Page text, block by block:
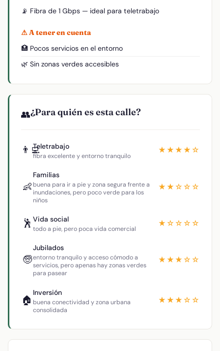
📡 Fibra de 1 Gbps — ideal para teletrabajo
⚠ A tener en cuenta
🏥 Pocos servicios en el entorno
🌿 Sin zonas verdes accesibles
👥¿Para quién es esta calle?
👨‍💻Teletrabajo
fibra excelente y entorno tranquilo
★★★★☆
👶
Familias
buena para ir a pie y zona segura frente a
inundaciones, pero poco verde para los
niños
★★☆☆☆
🕺 Vida social
todo a pie, pero poca vida comercial
★☆☆☆☆
🧓
Jubilados
entorno tranquilo y acceso cómodo a
servicios, pero apenas hay zonas verdes
para pasear
★★★☆☆
🏠
Inversión
buena conectividad y zona urbana
consolidada
★★★☆☆